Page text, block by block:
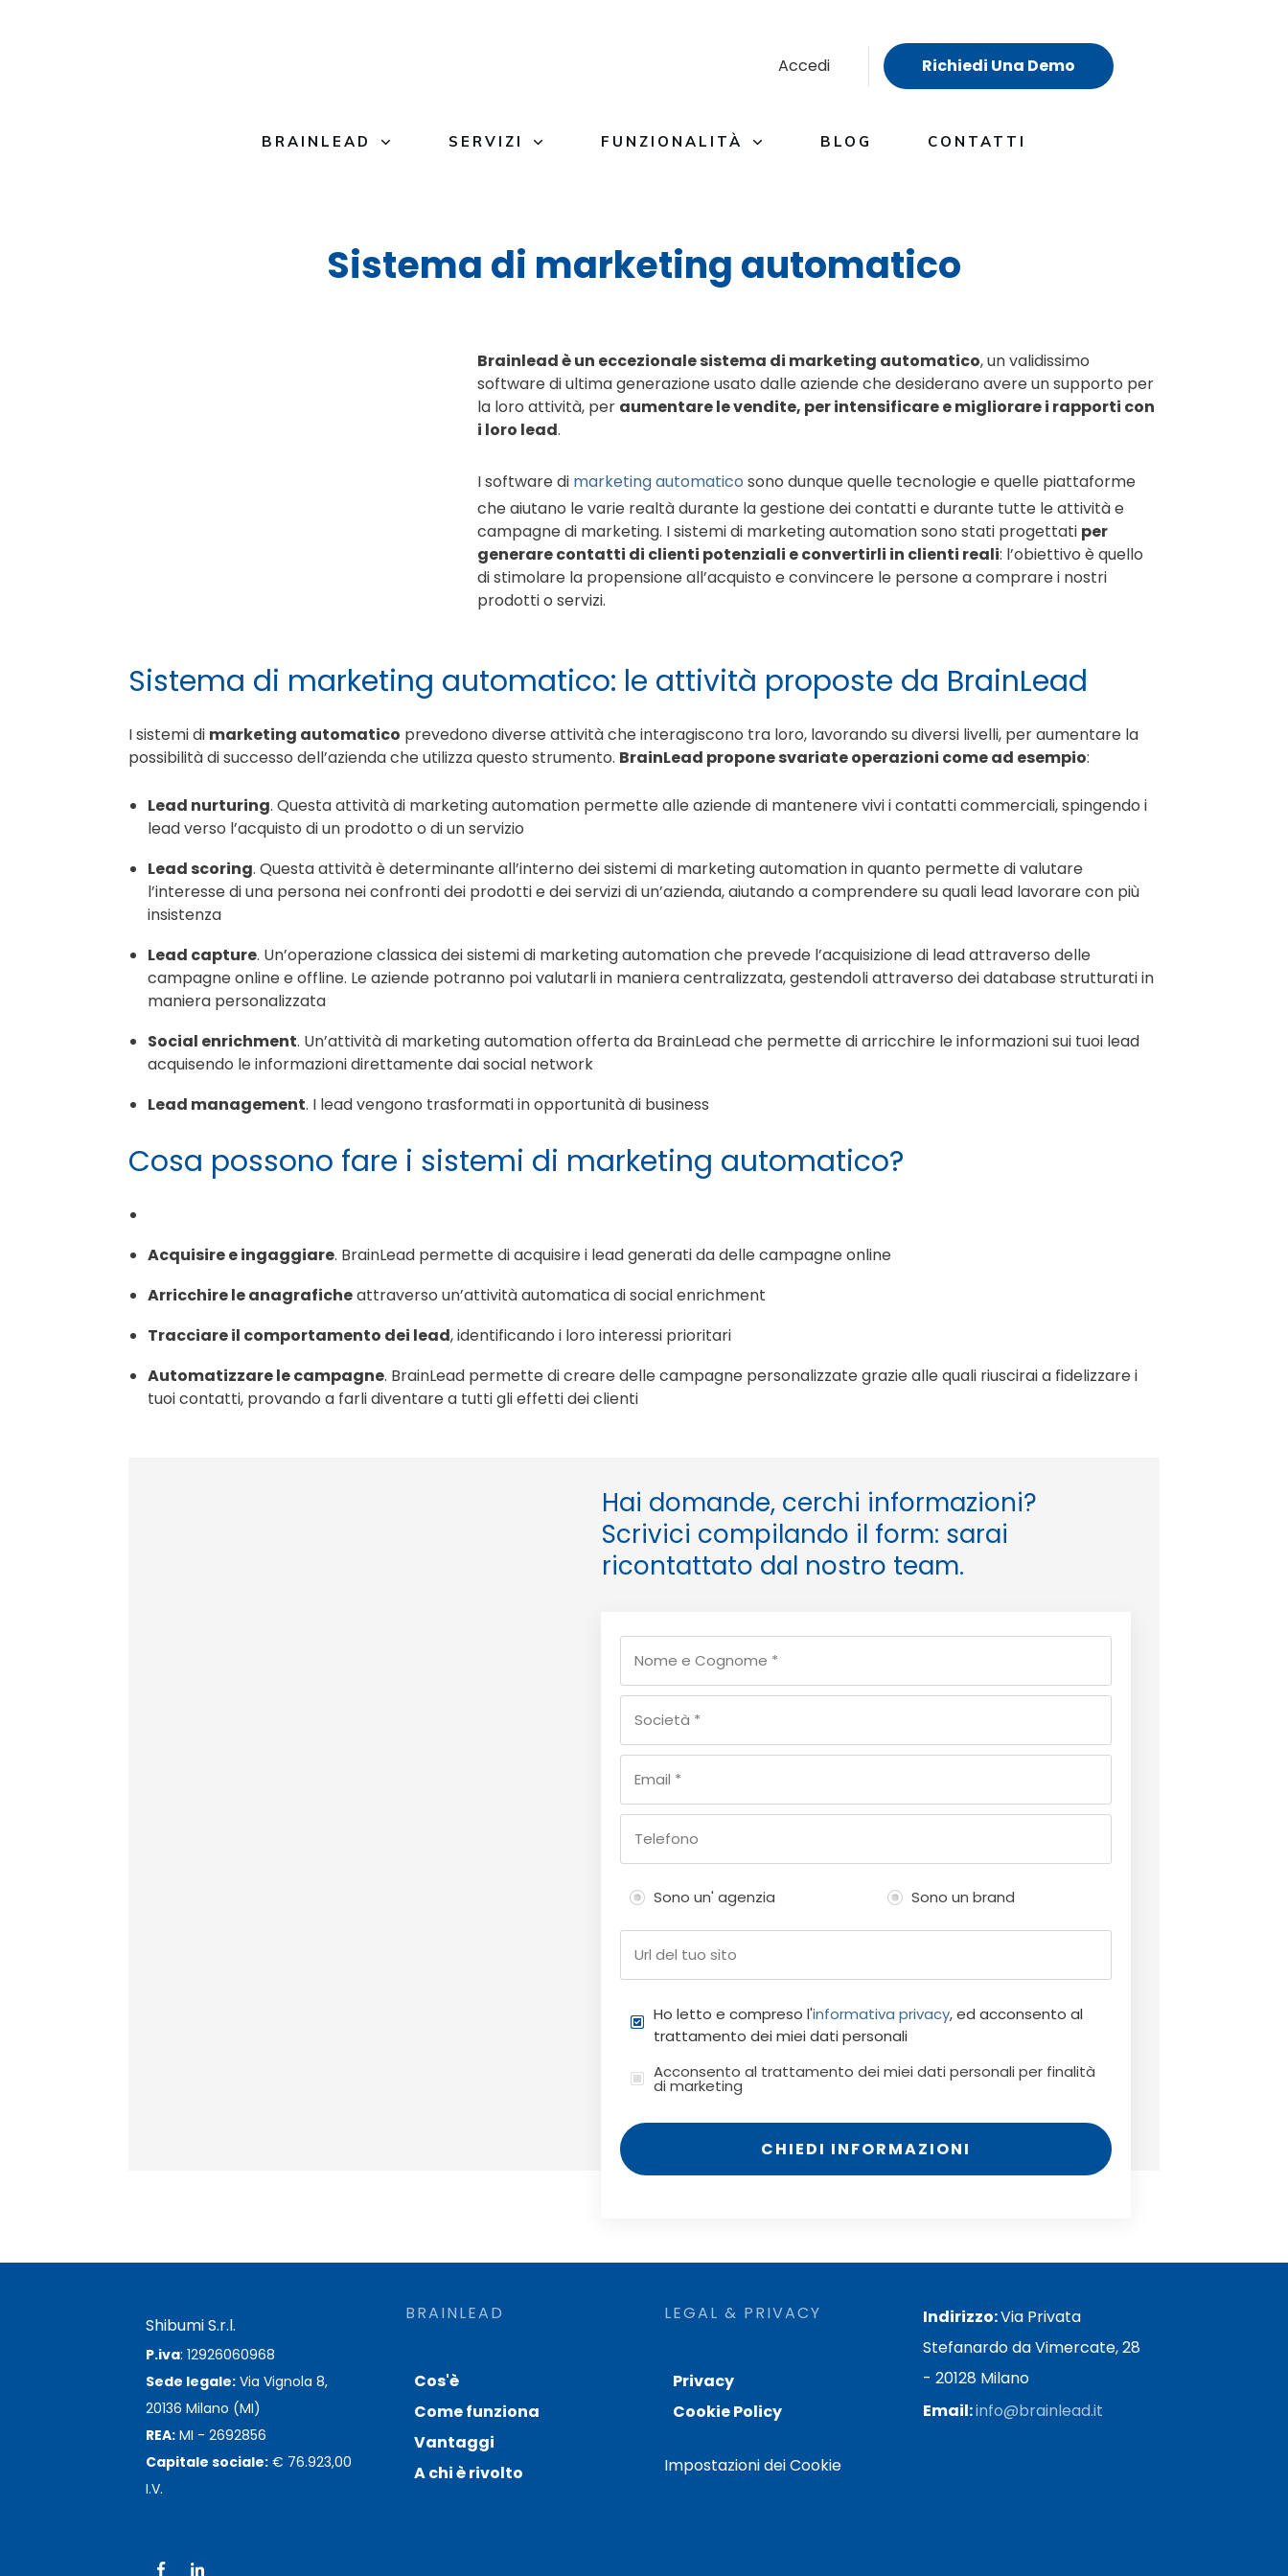
Accedi Richiedi Una Demo
BRAINLEAD SERVIZI FUNZIONALITÀ BLOG CONTATTI
Sistema di marketing automatico
Brainlead è un eccezionale sistema di marketing automatico, un validissimo
software di ultima generazione usato dalle aziende che desiderano avere un supporto per
la loro attività, per aumentare le vendite, per intensificare e migliorare i rapporti con
i loro lead.
I software di marketing automatico sono dunque quelle tecnologie e quelle piattaforme
che aiutano le varie realtà durante la gestione dei contatti e durante tutte le attività e
campagne di marketing. I sistemi di marketing automation sono stati progettati per
generare contatti di clienti potenziali e convertirli in clienti reali: l’obiettivo è quello
di stimolare la propensione all’acquisto e convincere le persone a comprare i nostri
prodotti o servizi.
Sistema di marketing automatico: le attività proposte da BrainLead
I sistemi di marketing automatico prevedono diverse attività che interagiscono tra loro, lavorando su diversi livelli, per aumentare la
possibilità di successo dell’azienda che utilizza questo strumento. BrainLead propone svariate operazioni come ad esempio:
Lead nurturing. Questa attività di marketing automation permette alle aziende di mantenere vivi i contatti commerciali, spingendo i
lead verso l’acquisto di un prodotto o di un servizio
Lead scoring. Questa attività è determinante all’interno dei sistemi di marketing automation in quanto permette di valutare
l’interesse di una persona nei confronti dei prodotti e dei servizi di un’azienda, aiutando a comprendere su quali lead lavorare con più
insistenza
Lead capture. Un’operazione classica dei sistemi di marketing automation che prevede l’acquisizione di lead attraverso delle
campagne online e offline. Le aziende potranno poi valutarli in maniera centralizzata, gestendoli attraverso dei database strutturati in
maniera personalizzata
Social enrichment. Un’attività di marketing automation offerta da BrainLead che permette di arricchire le informazioni sui tuoi lead
acquisendo le informazioni direttamente dai social network
Lead management. I lead vengono trasformati in opportunità di business
Cosa possono fare i sistemi di marketing automatico?
Acquisire e ingaggiare. BrainLead permette di acquisire i lead generati da delle campagne online
Arricchire le anagraficheattraverso un’attività automatica di social enrichment
Tracciare il comportamento dei lead, identificando i loro interessi prioritari
Automatizzare le campagne. BrainLead permette di creare delle campagne personalizzate grazie alle quali riuscirai a fidelizzare i
tuoi contatti, provando a farli diventare a tutti gli effetti dei clienti
Hai domande, cerchi informazioni?
Scrivici compilando il form: sarai
ricontattato dal nostro team.
Sono un' agenzia Sono un brand
Ho letto e compreso l'informativa privacy, ed acconsento al
trattamento dei miei dati personali
Acconsento al trattamento dei miei dati personali per finalità
di marketing
CHIEDI INFORMAZIONI
Shibumi S.r.l.
P.iva: 12926060968
Sede legale: Via Vignola 8,
20136 Milano (MI)
REA: MI - 2692856
Capitale sociale: € 76.923,00
I.V.
BRAINLEAD
Cos'è
Come funziona
Vantaggi
A chi è rivolto
LEGAL & PRIVACY
Privacy
Cookie Policy
Impostazioni dei Cookie
Indirizzo:Via Privata
Stefanardo da Vimercate, 28
- 20128 Milano
Email:info@brainlead.it